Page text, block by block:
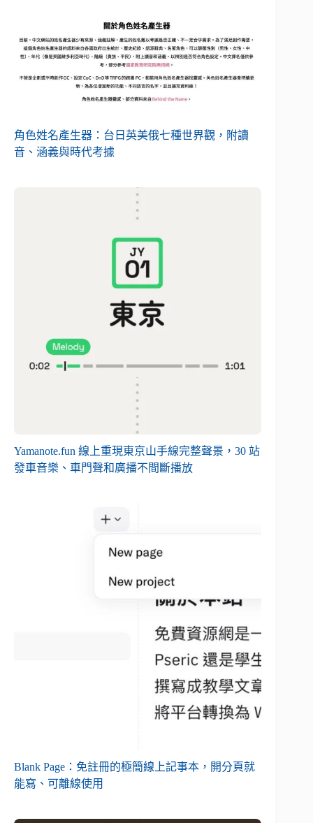
角色姓名產生器：台日英美俄七種世界觀，附讀
音、涵義與時代考據
Yamanote.fun 線上重現東京山手線完整聲景，30 站
發車音樂、車門聲和廣播不間斷播放
Blank Page：免註冊的極簡線上記事本，開分頁就
能寫、可離線使用